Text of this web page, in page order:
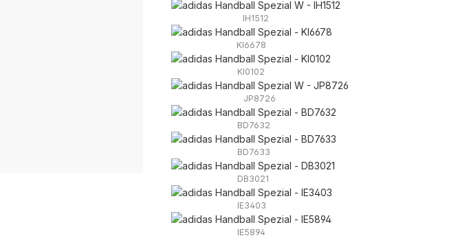
IH1512
KI6678
KI0102
JP8726
BD7632
BD7633
DB3021
IE3403
IE5894